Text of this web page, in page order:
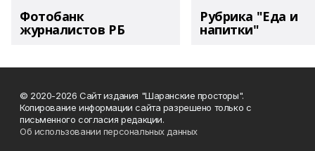
Фотобанк
журналистов РБ
Рубрика "Еда и
напитки"
© 2020-2026 Сайт издания "Шаранские просторы".
Копирование информации сайта разрешено только с
письменного согласия редакции.
Об использовании персональных данных